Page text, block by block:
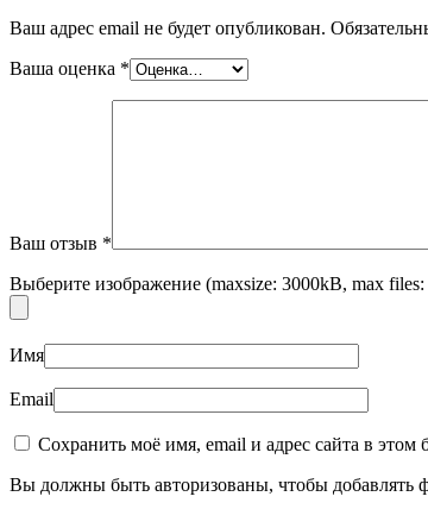
Бытовая химия
Ваш адрес email не будет опубликован.
Ваша оценка *
Ваш отзыв *
Выберите изображение (maxsize: 3000kB, max files:
Имя
Email
Сохранить моё имя, email и адрес сайта в
Вы должны быть авторизованы, чтобы добавлять